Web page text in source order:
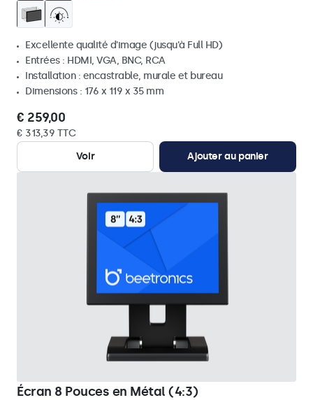
Excellente qualité d'image (jusqu'à Full HD)
Entrées : HDMI, VGA, BNC, RCA
Installation : encastrable, murale et bureau
Dimensions : 176 x 119 x 35 mm
€ 259,00
€ 313,39 TTC
Voir
Ajouter au panier
Écran 8 Pouces en Métal (4:3)